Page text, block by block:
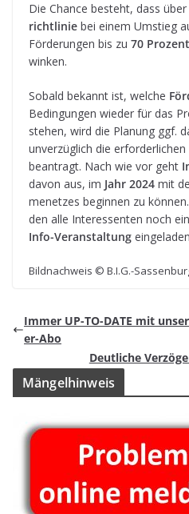
Die Chance besteht, dass über
richt­li­nie bei einem Umstieg
För­de­run­gen bis zu 70
winken.
Sobald bekannt ist, wel­che
Bedin­gun­gen wie­der für das
ste­hen, wird die Pla­nung ggf.
unver­züg­lich die erfor­der­li­chen
bean­tragt. Nach wie vor geht
davon aus, im Jahr 2024 mit
me­net­zes begin­nen zu
den alle Inter­es­sen­ten noch
Info-Ver­an­stal­tung
Bild­nach­weis © B.I.G.-
Immer UP-TO-DATE mit
er-Abo
Deut­li­che
Män­gel­hin­weis